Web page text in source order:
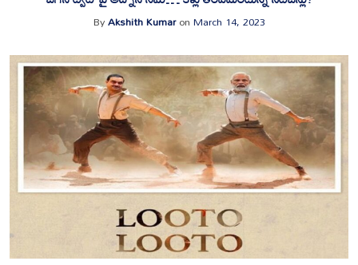
ByAkshith KumaronMarch 14, 2023